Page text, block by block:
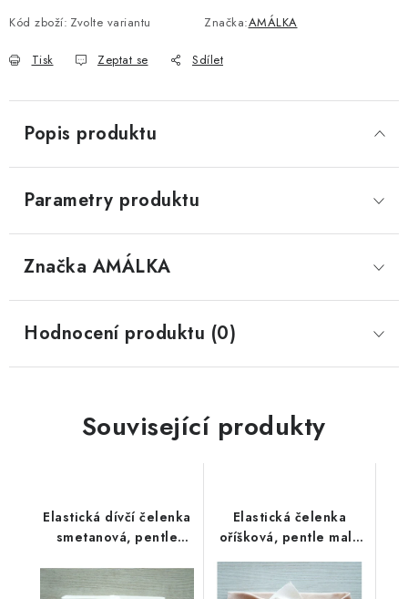
Kód zboží: Zvolte variantu Značka:AMÁLKA
Tisk Zeptat se Sdílet
Popis produktu
Parametry produktu
Značka AMÁLKA
Hodnocení produktu (0)
Související produkty
Elastická dívčí čelenka
smetanová, pentle
Elastická čelenka
oříšková, pentle malá
liška